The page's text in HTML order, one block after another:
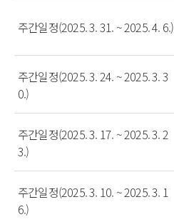
주간일정(2025. 3. 31. ~ 2025. 4. 6.)
주간일정(2025. 3. 24. ~ 2025. 3. 3
0.)
주간일정(2025. 3. 17. ~ 2025. 3. 2
3.)
주간일정(2025. 3. 10. ~ 2025. 3. 1
6.)